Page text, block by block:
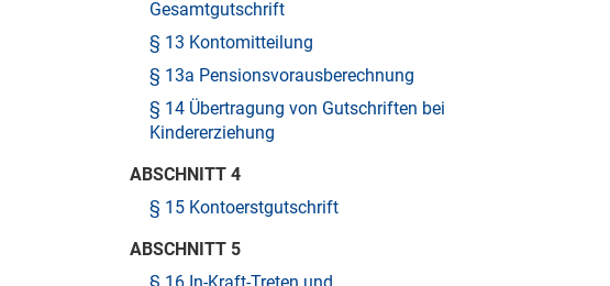
Gesamtgutschrift
§ 13 Kontomitteilung
§ 13a Pensionsvorausberechnung
§ 14 Übertragung von Gutschriften bei
Kindererziehung
ABSCHNITT 4
§ 15 Kontoerstgutschrift
ABSCHNITT 5